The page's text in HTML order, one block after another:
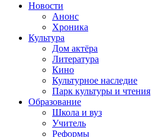
Новости
Анонс
Хроника
Культура
Дом актёра
Литература
Кино
Культурное наследие
Парк культуры и чтения
Образование
Школа и вуз
Учитель
Реформы